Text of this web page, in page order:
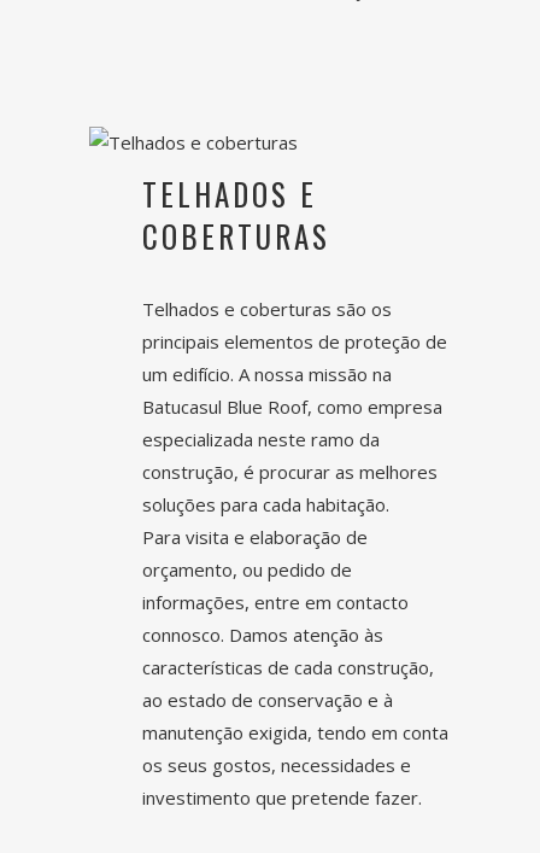
TELHADOS E
COBERTURAS
Telhados e coberturas são os
principais elementos de proteção de
um edifício. A nossa missão na
Batucasul Blue Roof, como empresa
especializada neste ramo da
construção, é procurar as melhores
soluções para cada habitação.
Para visita e elaboração de
orçamento, ou pedido de
informações, entre em contacto
connosco. Damos atenção às
características de cada construção,
ao estado de conservação e à
manutenção exigida, tendo em conta
os seus gostos, necessidades e
investimento que pretende fazer.